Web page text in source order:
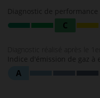
Diagnostic de
C
Diagnostic réalisé après le
Indice d'émission de gaz à
A